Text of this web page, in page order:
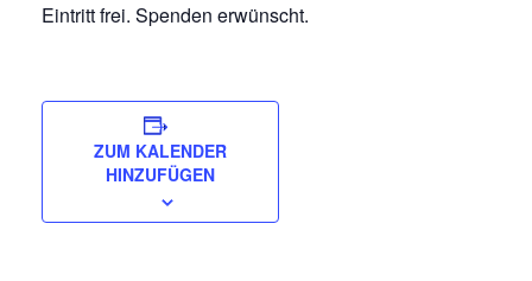
Eintritt frei. Spenden erwünscht.
ZUM KALENDER
HINZUFÜGEN